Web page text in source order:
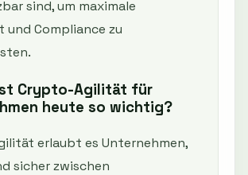
sind, um maximale
und Compliance zu
Crypto-Agilität für
heute so wichtig?
erlaubt es Unternehmen,
sicher zwischen